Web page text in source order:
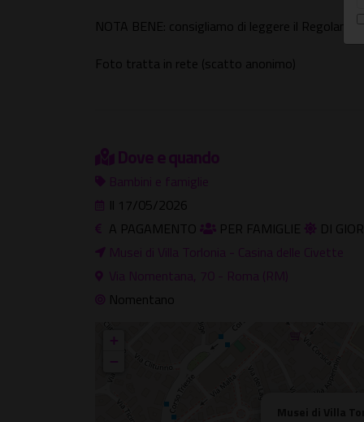
NOTA BENE: consigliamo di leggere il
Foto tratta in rete (scatto anonimo)
Dove e quando
Bambini e famiglie
Il 17/05/2026
A PAGAMENTO
PER FAMIGLIE
DI
Musei di Villa Torlonia - Casina delle Civette
Via Nomentana, 70 - Roma (RM)
Nomentano
+
−